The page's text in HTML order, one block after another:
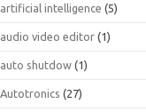
artificial intelligence (5)
audio video editor (1)
auto shutdow (1)
Autotronics (27)